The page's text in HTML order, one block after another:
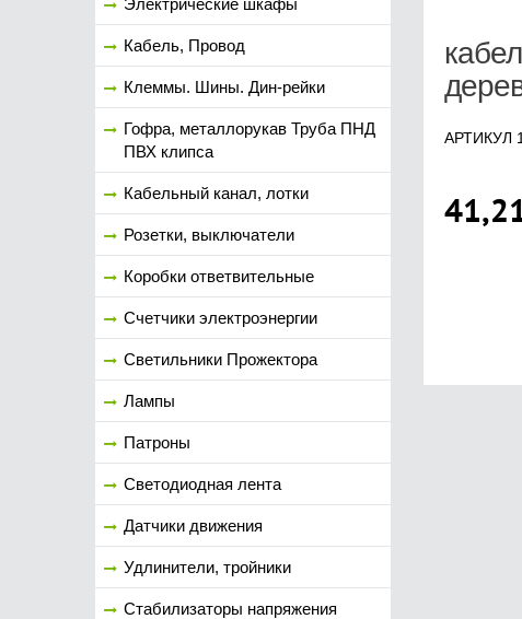
Электрические шкафы
Кабель, Провод
Клеммы. Шины. Дин-рейки
Гофра, металлорукав Труба ПНД
ПВХ клипса
Кабельный канал, лотки
Розетки, выключатели
Коробки ответвительные
Счетчики электроэнергии
Светильники Прожектора
Лампы
Патроны
Светодиодная лента
Датчики движения
Удлинители, тройники
Стабилизаторы напряжения
АРТИКУЛ